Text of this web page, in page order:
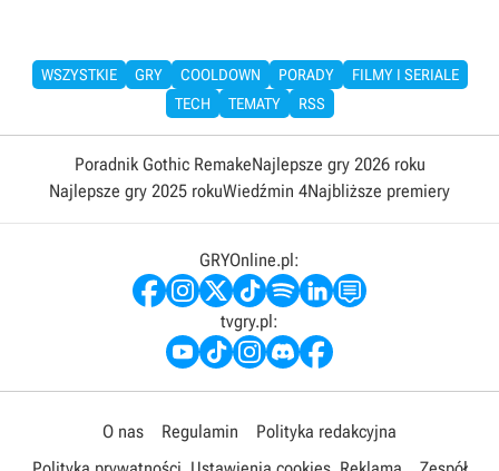
WSZYSTKIE GRY COOLDOWN PORADY
FILMY I SERIALE
TECH
TEMATY RSS
Poradnik Gothic RemakeNajlepsze gry 2026 roku
Najlepsze gry 2025 rokuWiedźmin 4Najbliższe premiery
GRYOnline.pl:
tvgry.pl:
O nas Regulamin
Polityka redakcyjna